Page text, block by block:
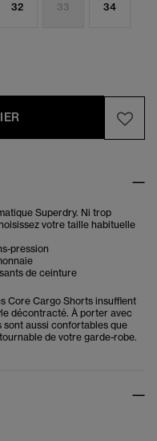
32 33 34
Superdry. Ni trop
votre taille habituelle
pression
de ceinture
Core Cargo Shorts insufflent
décontracté. À porter avec
sont aussi confortables que
de votre garde-robe.